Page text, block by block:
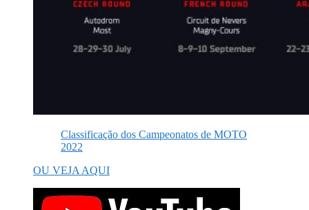
Classificação dos Campeonatos de MOTO
2022
OU VEJA AQUI